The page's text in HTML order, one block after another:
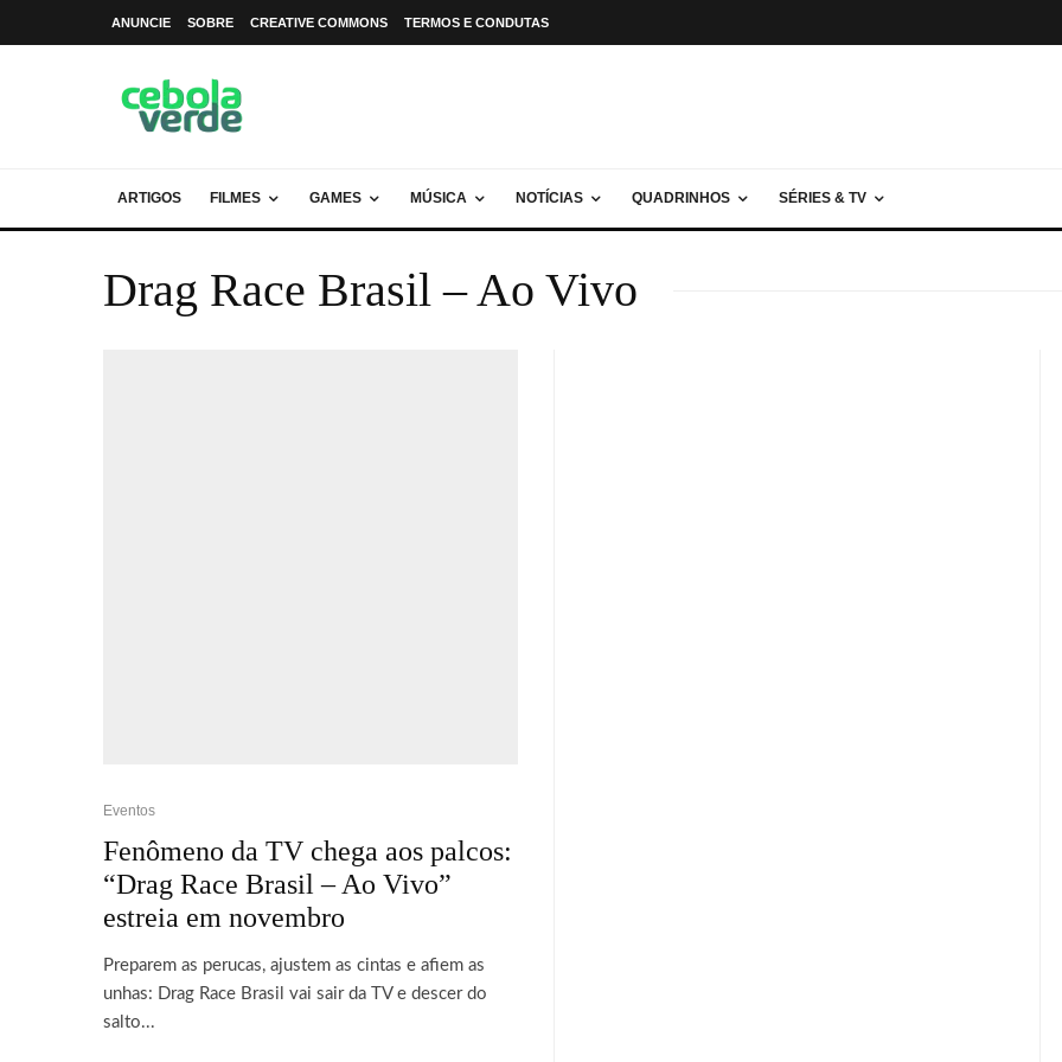
ANUNCIE SOBRE CREATIVE COMMONS TERMOS E CONDUTAS
ARTIGOS FILMES GAMES MÚSICA NOTÍCIAS QUADRINHOS SÉRIES & TV
Drag Race Brasil – Ao Vivo
Eventos
Fenômeno da TV chega aos palcos:
“Drag Race Brasil – Ao Vivo”
estreia em novembro
Preparem as perucas, ajustem as cintas e afiem as
unhas: Drag Race Brasil vai sair da TV e descer do
salto...